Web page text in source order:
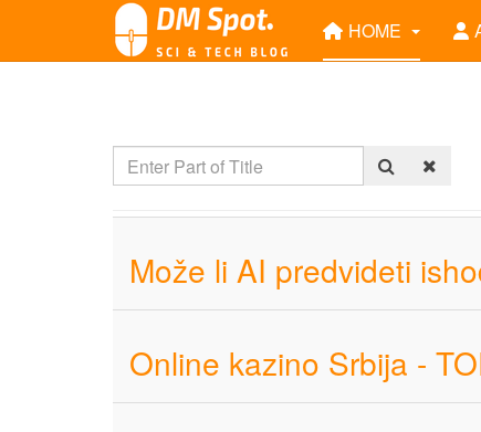
HOME
Može li AI predvideti
Online kazino Srbija -